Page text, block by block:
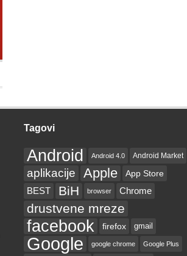
Tagovi
Android Android 4.0 Android Market
aplikacije Apple App Store
BEST BiH browser Chrome
drustvene mreze
facebook firefox gmail
Google google chrome Google Plus